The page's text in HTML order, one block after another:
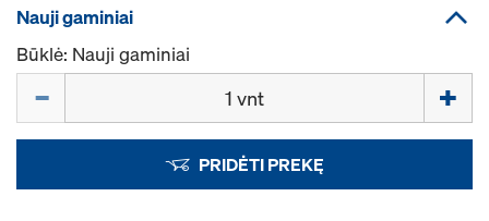
Nauji gaminiai
Būklė: Nauji gaminiai
PRIDĖTI PREKĘ